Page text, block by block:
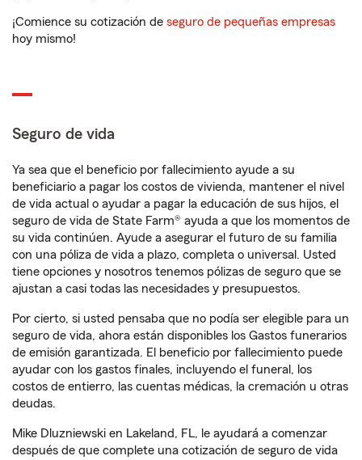
¡Comience su cotización de seguro de pequeñas empresas
hoy mismo!
Seguro de vida
Ya sea que el beneficio por fallecimiento ayude a su
beneficiario a pagar los costos de vivienda, mantener el nivel
de vida actual o ayudar a pagar la educación de sus hijos, el
seguro de vida de State Farm® ayuda a que los momentos de
su vida continúen. Ayude a asegurar el futuro de su familia
con una póliza de vida a plazo, completa o universal. Usted
tiene opciones y nosotros tenemos pólizas de seguro que se
ajustan a casi todas las necesidades y presupuestos.
Por cierto, si usted pensaba que no podía ser elegible para un
seguro de vida, ahora están disponibles los Gastos funerarios
de emisión garantizada. El beneficio por fallecimiento puede
ayudar con los gastos finales, incluyendo el funeral, los
costos de entierro, las cuentas médicas, la cremación u otras
deudas.
Mike Dluzniewski en Lakeland, FL, le ayudará a comenzar
después de que complete una cotización de seguro de vida